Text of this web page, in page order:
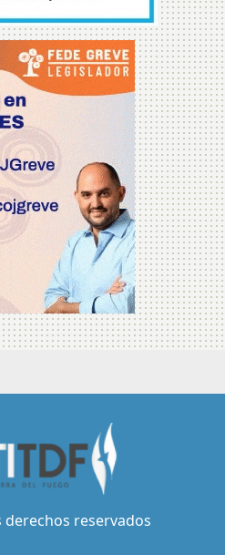
derechos reservados